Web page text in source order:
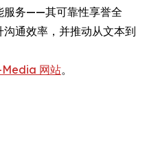
服务——其可靠性享誉全
通效率，并推动从文本到
网站。